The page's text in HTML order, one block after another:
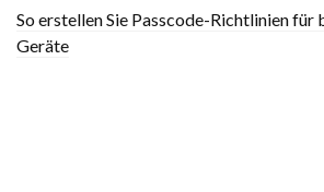
So erstellen Sie Passcode-Richtlinien für
Geräte